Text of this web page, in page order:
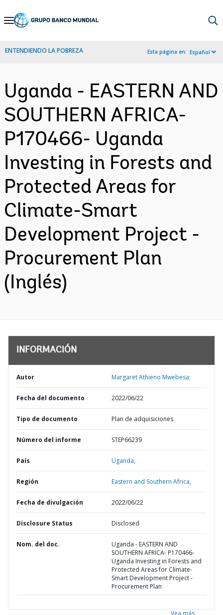
Skip
Navigation
ENTENDIENDO LA POBREZA Esta página en: Español
Uganda - EASTERN AND
SOUTHERN AFRICA-
P170466- Uganda
Investing in Forests and
Protected Areas for
Climate-Smart
Development Project -
Procurement Plan
(Inglés)
INFORMACIÓN
Autor Margaret Athieno Mwebesa;
Fecha del documento 2022/06/22
Tipo de documento Plan de adquisiciones
Número del informe STEP66239
País Uganda,
Región Eastern and Southern Africa,
Fecha de divulgación 2022/06/22
Disclosure Status Disclosed
Nom. del doc.
Uganda - EASTERN AND
SOUTHERN AFRICA- P170466-
Uganda Investing in Forests and
Protected Areas for Climate-
Smart Development Project -
Procurement Plan
Vea más